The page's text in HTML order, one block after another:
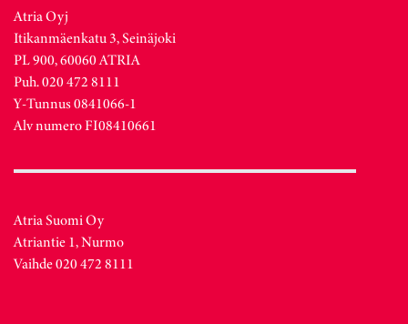
Atria Oyj
Itikanmäenkatu 3, Seinäjoki
PL 900, 60060 ATRIA
Puh. 020 472 8111
Y-Tunnus 0841066-1
Alv numero FI08410661
Atria Suomi Oy
Atriantie 1, Nurmo
Vaihde 020 472 8111